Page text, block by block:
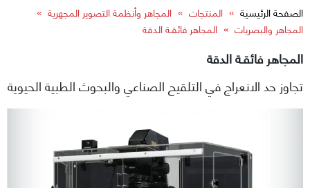
الصفحة الرئيسية » المنتجات » المجاهر وأنظمة التصوير المجهرية »
المجاهر والبصريات » المجاهر فائقـة الدقة
المجاهر فائقـة الدقة
تجاوز حد الانعراج في التلقيح الصناعي والبحوث الطبية الحيوية